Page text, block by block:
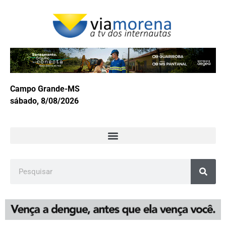
Campo Grande-MS
sábado, 8/08/2026